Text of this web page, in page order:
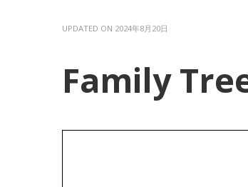
UPDATED ON 2024年8月20日
Family